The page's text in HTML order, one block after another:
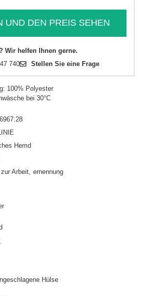
UND DEN PREIS SEHEN
Wir helfen Ihnen gerne.
740 Stellen Sie eine Frage
100% Polyester
bei 30°C
Hemd
zur Arbeit ernennung
Hülse